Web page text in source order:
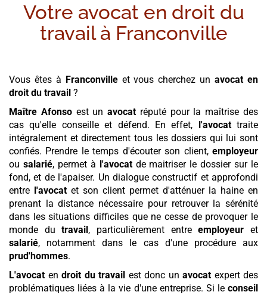
Votre avocat en droit du
travail à Franconville
Vous êtes à Franconvilleet vous cherchez unavocat en
droit du travail ?
Maître Afonsoest unavocat réputé pour la maîtrise des
cas qu'elle conseille et défend. En effet,
l'avocattraite
intégralement et directement tous les dossiers qui lui sont
confiés. Prendre le temps d'écouter son client, employeur
ou salarié, permet à l'avocatde maitriser le dossier sur le
fond, et de l'apaiser. Un dialogue constructif et approfondi
entre l'avocat et son client permet d'atténuer la haine en
prenant la distance nécessaire pour retrouver la sérénité
dans les situations difficiles que ne cesse de provoquer le
monde dutravail , particulièrement entreemployeur et
salarié, notamment dans le cas d'une procédure aux
prud'hommes.
L'avocat en droit du travail est donc un avocat expert des
problématiques liées à la vie d'une entreprise. Si le conseil